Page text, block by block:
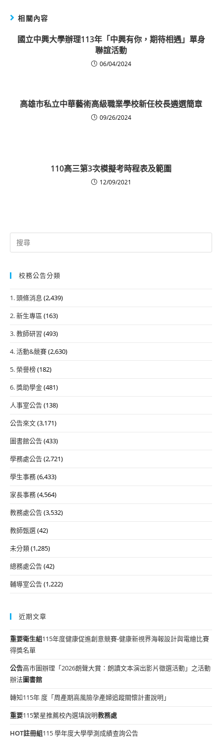
相關內容
國立中興大學辦理113年「中興有你，期待相遇」單身
聯誼活動
06/04/2024
高雄市私立中華藝術高級職業學校新任校長遴選簡章
09/26/2024
110高三第3次模擬考時程表及範圍
12/09/2021
Search
for:
校務公告分類
1. 頭條消息 (2,439)
2. 新生專區 (163)
3. 教師研習 (493)
4. 活動&競賽(2,630)
5. 榮譽榜(182)
6. 獎助學金(481)
人事室公告(138)
公告來文(3,171)
圖書館公告(433)
學務處公告(2,721)
學生事務(6,433)
家長事務(4,564)
教務處公告(3,532)
教師甄選(42)
未分類(1,285)
總務處公告(42)
輔導室公告(1,222)
近期文章
重要衛生組115年度健康促進創意競賽-健康新視界海報設計與電繪比賽
得獎名單
公告高市圖辦理「2026朗聲大賞：朗讀文本演出影片徵選活動」之活動
辦法圖書館
轉知115年 度「周產期高風險孕產婦追蹤關懷計畫說明」
重要115繁星推薦校內選填說明教務處
HOT註冊組115 學年度大學學測成績查詢公告